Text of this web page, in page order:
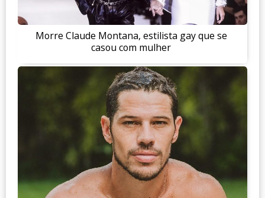
Morre Claude Montana, estilista gay que se
casou com mulher